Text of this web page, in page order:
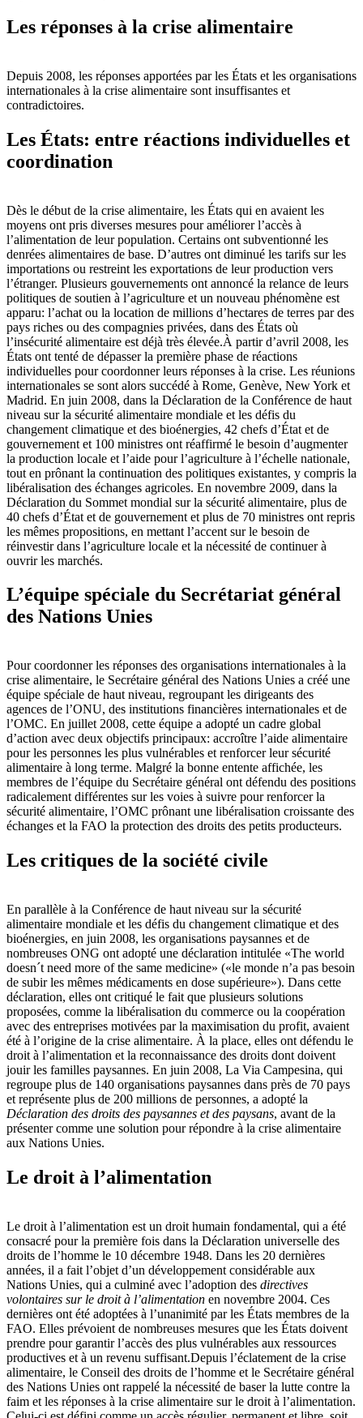
Les réponses à la crise alimentaire
Depuis 2008, les réponses apportées par les États et les organisations
internationales à la crise alimentaire sont insuffisantes et
contradictoires.
Les États: entre réactions individuelles et
coordination
Dès le début de la crise alimentaire, les États qui en avaient les
moyens ont pris diverses mesures pour améliorer l’accès à
l’alimentation de leur population. Certains ont subventionné les
denrées alimentaires de base. D’autres ont diminué les tarifs sur les
importations ou restreint les exportations de leur production vers
l’étranger. Plusieurs gouvernements ont annoncé la relance de leurs
politiques de soutien à l’agriculture et un nouveau phénomène est
apparu: l’achat ou la location de millions d’hectares de terres par des
pays riches ou des compagnies privées, dans des États où
l’insécurité alimentaire est déjà très élevée.À partir d’avril 2008, les
États ont tenté de dépasser la première phase de réactions
individuelles pour coordonner leurs réponses à la crise. Les réunions
internationales se sont alors succédé à Rome, Genève, New York et
Madrid. En juin 2008, dans la Déclaration de la Conférence de haut
niveau sur la sécurité alimentaire mondiale et les défis du
changement climatique et des bioénergies, 42 chefs d’État et de
gouvernement et 100 ministres ont réaffirmé le besoin d’augmenter
la production locale et l’aide pour l’agriculture à l’échelle nationale,
tout en prônant la continuation des politiques existantes, y compris la
libéralisation des échanges agricoles. En novembre 2009, dans la
Déclaration du Sommet mondial sur la sécurité alimentaire, plus de
40 chefs d’État et de gouvernement et plus de 70 ministres ont repris
les mêmes propositions, en mettant l’accent sur le besoin de
réinvestir dans l’agriculture locale et la nécessité de continuer à
ouvrir les marchés.
L’équipe spéciale du Secrétariat général
des Nations Unies
Pour coordonner les réponses des organisations internationales à la
crise alimentaire, le Secrétaire général des Nations Unies a créé une
équipe spéciale de haut niveau, regroupant les dirigeants des
agences de l’ONU, des institutions financières internationales et de
l’OMC. En juillet 2008, cette équipe a adopté un cadre global
d’action avec deux objectifs principaux: accroître l’aide alimentaire
pour les personnes les plus vulnérables et renforcer leur sécurité
alimentaire à long terme. Malgré la bonne entente affichée, les
membres de l’équipe du Secrétaire général ont défendu des positions
radicalement différentes sur les voies à suivre pour renforcer la
sécurité alimentaire, l’OMC prônant une libéralisation croissante des
échanges et la FAO la protection des droits des petits producteurs.
Les critiques de la société civile
En parallèle à la Conférence de haut niveau sur la sécurité
alimentaire mondiale et les défis du changement climatique et des
bioénergies, en juin 2008, les organisations paysannes et de
nombreuses ONG ont adopté une déclaration intitulée «The world
doesn´t need more of the same medicine» («le monde n’a pas besoin
de subir les mêmes médicaments en dose supérieure»). Dans cette
déclaration, elles ont critiqué le fait que plusieurs solutions
proposées, comme la libéralisation du commerce ou la coopération
avec des entreprises motivées par la maximisation du profit, avaient
été à l’origine de la crise alimentaire. À la place, elles ont défendu le
droit à l’alimentation et la reconnaissance des droits dont doivent
jouir les familles paysannes. En juin 2008, La Via Campesina, qui
regroupe plus de 140 organisations paysannes dans près de 70 pays
et représente plus de 200 millions de personnes, a adopté la
Déclaration des droits des paysannes et des paysans, avant de la
présenter comme une solution pour répondre à la crise alimentaire
aux Nations Unies.
Le droit à l’alimentation
Le droit à l’alimentation est un droit humain fondamental, qui a été
consacré pour la première fois dans la Déclaration universelle des
droits de l’homme le 10 décembre 1948. Dans les 20 dernières
années, il a fait l’objet d’un développement considérable aux
Nations Unies, qui a culminé avec l’adoption des directives
volontaires sur le droit à l’alimentation en novembre 2004. Ces
dernières ont été adoptées à l’unanimité par les États membres de la
FAO. Elles prévoient de nombreuses mesures que les États doivent
prendre pour garantir l’accès des plus vulnérables aux ressources
productives et à un revenu suffisant.Depuis l’éclatement de la crise
alimentaire, le Conseil des droits de l’homme et le Secrétaire général
des Nations Unies ont rappelé la nécessité de baser la lutte contre la
faim et les réponses à la crise alimentaire sur le droit à l’alimentation.